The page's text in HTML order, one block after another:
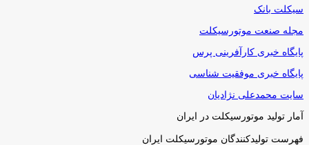
سیکلت بانک
مجله صنعت موتورسیکلت
پایگاه خبری کارآفرینی پرس
پایگاه خبری موفقیت شناسی
سایت محمدعلی نژادیان
آمار تولید موتورسیکلت در ایران
فهرست تولیدکنندگان موتورسیکلت ایران